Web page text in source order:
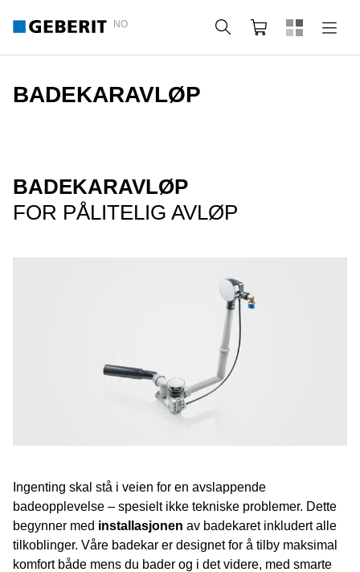
NO Søk Handlekurv
BADEKARAVLØP
BADEKARAVLØP
FOR PÅLITELIG AVLØP
Ingenting skal stå i veien for en avslappende
badeopplevelse – spesielt ikke tekniske problemer. Dette
begynner med installasjonen av badekaret inkludert alle
tilkoblinger. Våre badekar er designet for å tilby maksimal
komfort både mens du bader og i det videre, med smarte